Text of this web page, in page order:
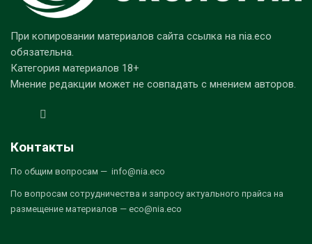
При копировании материалов сайта ссылка на nia.eco
обязательна.
Категория материалов 18+
Мнение редакции может не совпадать с мнением авторов.
Контакты
По общим вопросам — info@nia.eco
По вопросам сотрудничества и запросу актуального прайса на
размещение материалов — eco@nia.eco